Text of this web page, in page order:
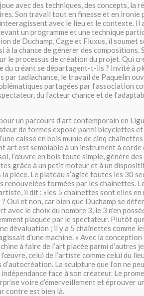
avec des techniques, des concepts, la
Son travail tout en finesse et en ironie
avec le lieu et le contexte. Il
un programme et une technique
de Duchamp, Cage et Fluxus, il soumet
à la chance de générer des
le processus de création du projet. Qui
du créant se départagent-t-ils ? Invité à
par tadlachance, le travail de Paquelin
partagées par l’association
du facteur chance et de
un parcours d’art contemporain en
de formes exposé parmi bicyclettes et
caisse en bois munie de cinq
art est semblable à un instrument à
l’œuvre en bois toute simple, génère
grâce à un petit moteur et à un
pièce. Le plateau s’agite toutes les 30
renouvelées formées par les chainettes.
il dit : «les 5 chaînettes sont elles en
Oui et non, car bien que Duchamp se
avec le choix du nombre 3, le 3 n'en
plaquée par le spectateur. Plutôt
dévaluation ; il y a 5 chaînettes comme
d'une machine. » Avec la conception
à faire de l’art placée parmi d’autres
celui de l’artiste comme celui du
La sculpture que l’on ne
face à son créateur. Le
voire d’émerveillement et éprouver
contre est bien là.